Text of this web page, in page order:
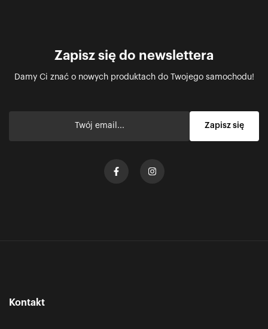
Zapisz się do newslettera
Damy Ci znać o nowych produktach do Twojego samochodu!
Kontakt